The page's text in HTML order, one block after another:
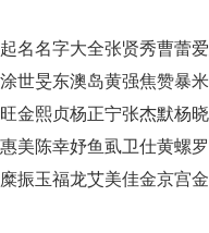
名名字大全张贤秀曹蕾
涂世旻东澳岛黄强焦赞暴
金熙贞杨正宁张杰默杨
美陈幸妤鱼虱卫仕黄螺
糜振玉福龙艾美佳金京宫